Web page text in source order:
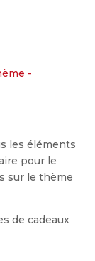
-
les éléments
pour le
sur le thème
de cadeaux